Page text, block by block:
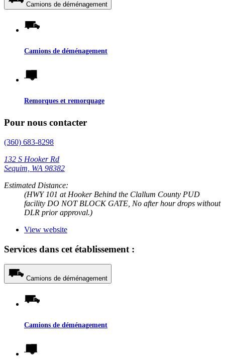
Camions de déménagement
Camions de déménagement
Remorques et remorquage
Pour nous contacter
(360) 683-8298
132 S Hooker Rd
Sequim, WA 98382
Estimated Distance:
(HWY 101 at Hooker Behind the Clallum County PUD
facility DO NOT BLOCK GATE, No after hour drops without
DLR prior approval.)
View website
Services dans cet établissement :
Camions de déménagement
Camions de déménagement